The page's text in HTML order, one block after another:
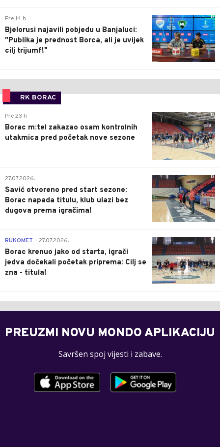
0
Pre 14 h
Bjelorusi najavili pobjedu u Banjaluci:
"Publika je prednost Borca, ali je uvijek
cilj trijumf!"
RK BORAC
0
Pre 23 h
Borac m:tel zakazao osam kontrolnih
utakmica pred početak nove sezone
0
27.07.2026.
Savić otvoreno pred start sezone:
Borac napada titulu, klub ulazi bez
dugova prema igračima!
0
RUKOMET 27.07.2026.
Borac krenuo jako od starta, igrači
jedva dočekali početak priprema: Cilj se
zna - titula!
PREUZMI NOVU MONDO APLIKACIJU
Savršen spoj vijesti i zabave.